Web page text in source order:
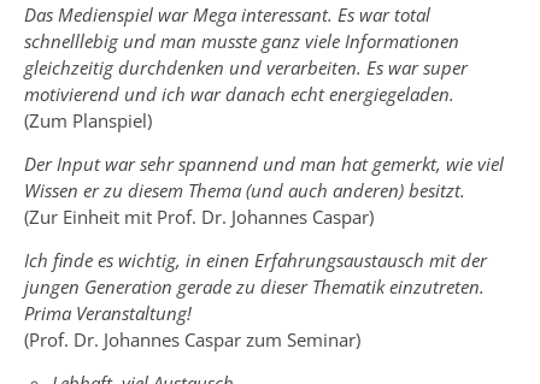
Das Medienspiel war Mega interessant. Es war total
schnelllebig und man musste ganz viele Informationen
gleichzeitig durchdenken und verarbeiten. Es war super
motivierend und ich war danach echt energiegeladen.
(Zum Planspiel)
Der Input war sehr spannend und man hat gemerkt, wie viel
Wissen er zu diesem Thema (und auch anderen) besitzt.
(Zur Einheit mit Prof. Dr. Johannes Caspar)
Ich finde es wichtig, in einen Erfahrungsaustausch mit der
jungen Generation gerade zu dieser Thematik einzutreten.
Prima Veranstaltung!
(Prof. Dr. Johannes Caspar zum Seminar)